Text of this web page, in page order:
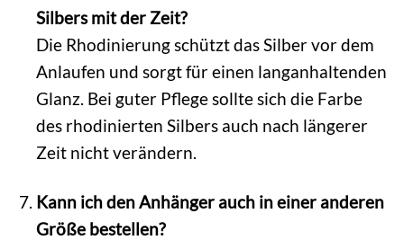
Silbers mit der Zeit?
Die Rhodinierung schützt das Silber vor dem
Anlaufen und sorgt für einen langanhaltenden
Glanz. Bei guter Pflege sollte sich die Farbe
des rhodinierten Silbers auch nach längerer
Zeit nicht verändern.
Kann ich den Anhänger auch in einer anderen
Größe bestellen?